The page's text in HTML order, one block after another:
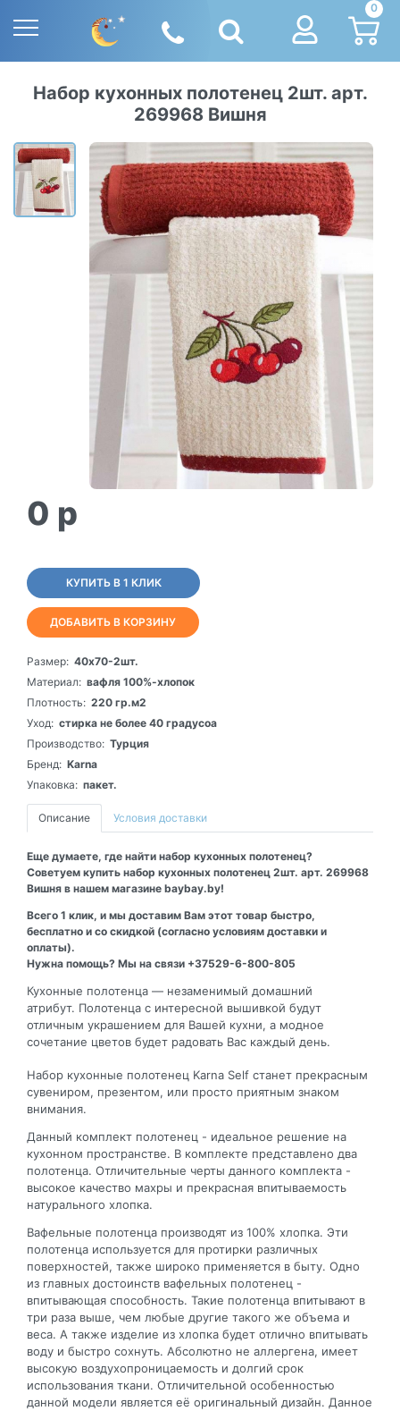
0
Набор кухонных полотенец 2шт. арт.
269968 Вишня
0 p
КУПИТЬ В 1 КЛИК
ДОБАВИТЬ В КОРЗИНУ
Размер: 40х70-2шт.
Материал: вафля 100%-хлопок
Плотность: 220 гр.м2
Уход: стирка не более 40 градусоа
Производство: Турция
Бренд: Karna
Упаковка: пакет.
Описание Условия доставки
Еще думаете, где найти набор кухонных полотенец?
Советуем купить набор кухонных полотенец 2шт. арт. 269968
Вишня в нашем магазине baybay.by!
Всего 1 клик, и мы доставим Вам этот товар быстро,
бесплатно и со скидкой (согласно условиям доставки и
оплаты).
Нужна помощь? Мы на связи +37529-6-800-805
Кухонные полотенца — незаменимый домашний
атрибут. Полотенца с интересной вышивкой будут
отличным украшением для Вашей кухни, а модное
сочетание цветов будет радовать Вас каждый день.
Набор кухонные полотенец Karna Self станет прекрасным
сувениром, презентом, или просто приятным знаком
внимания.
Данный комплект полотенец - идеальное решение на
кухонном пространстве. В комплекте представлено два
полотенца. Отличительные черты данного комплекта -
высокое качество махры и прекрасная впитываемость
натурального хлопка.
Вафельные полотенца производят из 100% хлопка. Эти
полотенца используется для протирки различных
поверхностей, также широко применяется в быту. Одно
из главных достоинств вафельных полотенец -
впитывающая способность. Такие полотенца впитывают в
три раза выше, чем любые другие такого же объема и
веса. А также изделие из хлопка будет отлично впитывать
воду и быстро сохнуть. Абсолютно не аллергена, имеет
высокую воздухопроницаемость и долгий срок
использования ткани. Отличительной особенностью
данной модели является её оригинальный дизайн. Данное